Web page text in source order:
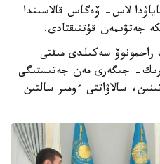
لاس- ۆەگاس قالاسىندا
سەكىلدى مىقتى
جىگەرى مەن جەتىستىگى
سالاۋاتتى ءومىر سالتىن